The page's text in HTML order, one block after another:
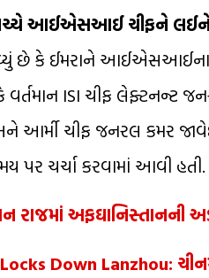
આઈએસઆઈ ચીફને
છે કે ઈમરાને
ISI ચીફ લેફ્ટનન્ટ
અને આર્મી ચીફ જનરલ કમર
પર ચર્ચા કરવામાં આવી હતી.
રાજમાં અફઘાનિસ્તાનની
Down Lanzhou: